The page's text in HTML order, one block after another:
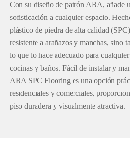
Con su diseño de patrón ABA, añade
sofisticación a cualquier espacio.
plástico de piedra de alta calidad
resistente a arañazos y manchas, sino
lo que lo hace adecuado para
cocinas y baños. Fácil de instalar y
ABA SPC Flooring es una opción
residenciales y comerciales,
piso duradera y visualmente atractiva.